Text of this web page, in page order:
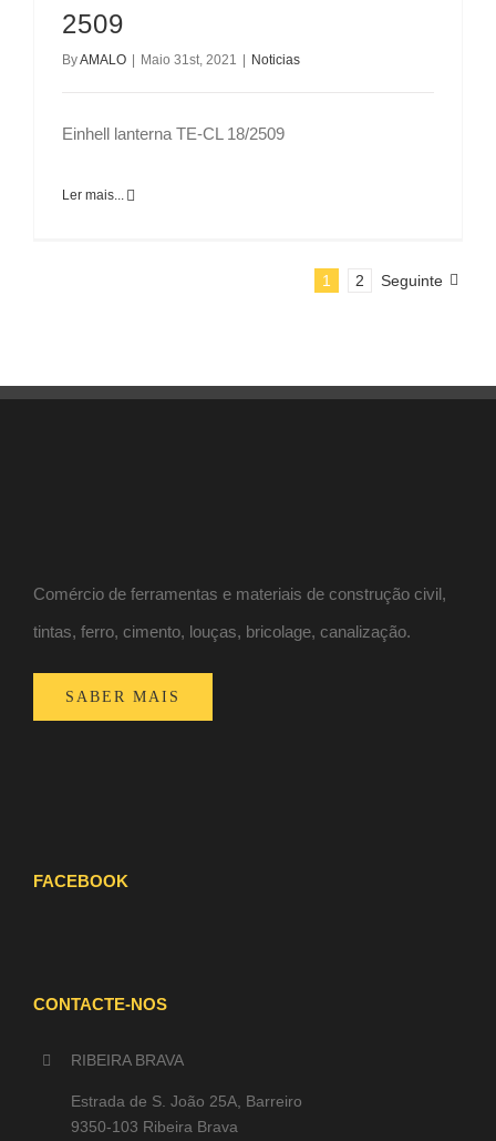
2509
ByAMALO Maio 31st, 2021 Noticias
Einhell lanterna TE-CL 18/2509
Ler mais...
1 2 Seguinte
Comércio de ferramentas e materiais de construção civil,
tintas, ferro, cimento, louças, bricolage, canalização.
SABER MAIS
FACEBOOK
CONTACTE-NOS
RIBEIRA BRAVA
Estrada de S. João 25A, Barreiro
9350-103 Ribeira Brava